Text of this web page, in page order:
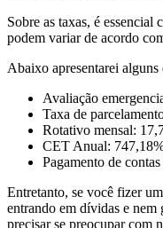
Sobre as taxas, é
podem variar de acordo
Abaixo apresentarei alguns
Avaliação
Taxa de
Rotativo mensal:
CET Anual:
Pagamento de
Entretanto, se você fizer
entrando em dívidas e nem
precisar se preocupar com